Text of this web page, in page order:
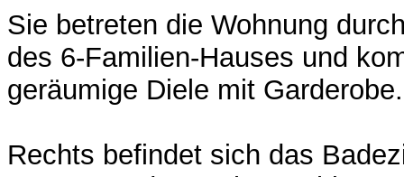
Sie betreten die Wohnung
des 6-Familien-Hauses und
geräumige Diele mit Garderobe.
Rechts befindet sich das